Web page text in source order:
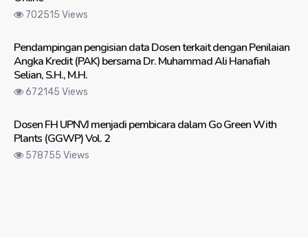
702515 Views
Pendampingan pengisian data Dosen terkait dengan Penilaian
Angka Kredit (PAK) bersama Dr. Muhammad Ali Hanafiah
Selian, S.H., M.H.
672145 Views
Dosen FH UPNVJ menjadi pembicara dalam Go Green With
Plants (GGWP) Vol. 2
578755 Views